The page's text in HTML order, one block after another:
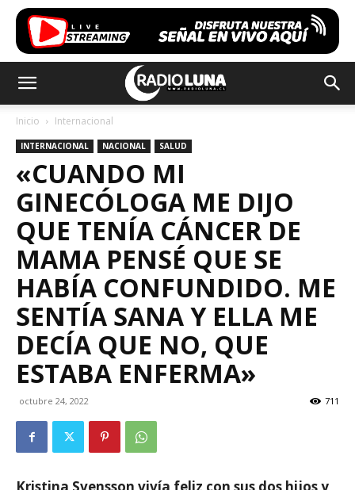
Inicio Internacional
INTERNACIONAL NACIONAL SALUD
«CUANDO MI
GINECÓLOGA ME DIJO
QUE TENÍA CÁNCER DE
MAMA PENSÉ QUE SE
HABÍA CONFUNDIDO. ME
SENTÍA SANA Y ELLA ME
DECÍA QUE NO, QUE
ESTABA ENFERMA»
octubre 24, 2022 711